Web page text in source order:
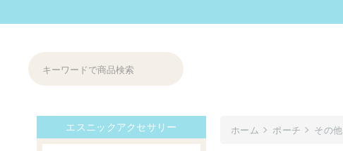
ホーム ポーチ その他
エスニックアクセサリー